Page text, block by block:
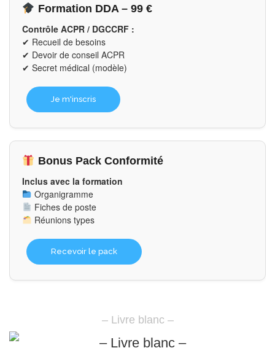
Formation DDA – 99 €
Contrôle ACPR / DGCCRF :
✔ Recueil de besoins
✔ Devoir de conseil ACPR
✔ Secret médical (modèle)
Je m'inscris
Bonus Pack Conformité
Inclus avec la formation
Organigramme
Fiches de poste
Réunions types
Recevoir le pack
– Livre blanc –